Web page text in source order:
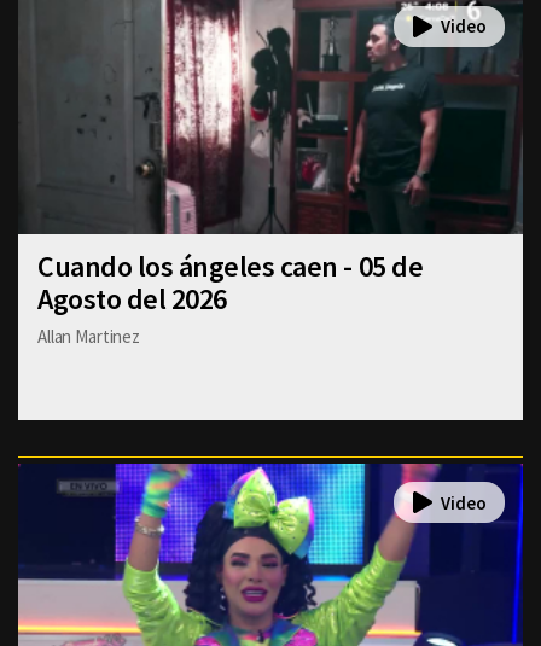
Cuando los ángeles caen - 05 de
Agosto del 2026
Allan Martinez